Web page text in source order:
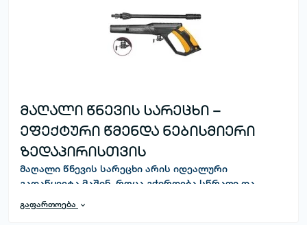
მაღალი წნევის სარეცხი –
ეფექტური წმენდა ნებისმიერი
ზედაპირისთვის
მაღალი წნევის სარეცხი არის იდეალური
გადაწყვეტა მაშინ, როცა გჭირდება სწრაფი და
B2M.GE-ზე აერთიანებულია როგორც
გაფართოება